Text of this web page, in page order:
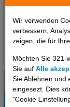
Wir verwenden
verbessern,
zeigen, die für
Möchten Sie 321-
Sie aufAlle
SieAblehnen und
eingesezt. Dies
"Cookie
7 Tage,